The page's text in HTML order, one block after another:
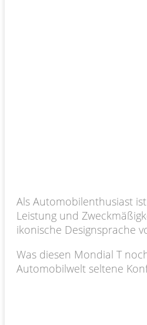
Als Automobilenthusiast
Leistung und
ikonische Designsprache
Was diesen Mondial T
Automobilwelt seltene